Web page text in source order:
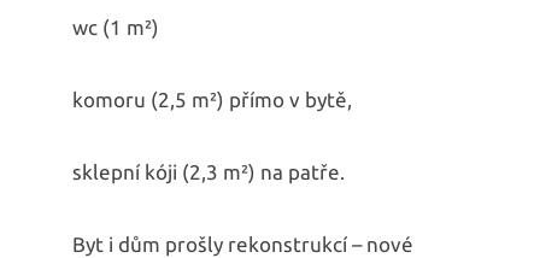
wc (1 m²)
komoru (2,5 m²) přímo v bytě,
sklepní kóji (2,3 m²) na patře.
Byt i dům prošly rekonstrukcí – nové